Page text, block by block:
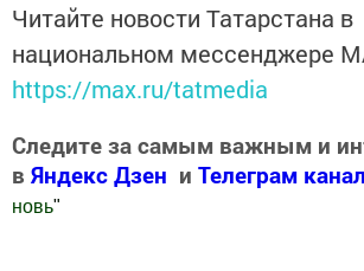
Читайте новости Татарстана в
национальном мессенджере
https://max.ru/tatmedia
Следите за самым важным и
в Яндекс Дзен и Телеграм
новь"